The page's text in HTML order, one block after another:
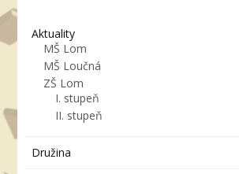
Aktuality
MŠ Lom
MŠ Loučná
ZŠ Lom
I. stupeň
II. stupeň
Družina